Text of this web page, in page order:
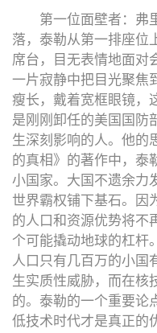
第一位面壁者：弗
落，泰勒从第一排座位
席台，目无表情地面对
一片寂静中把目光聚焦
瘦长，戴着宽框眼镜，
是刚刚卸任的美国国防
生深刻影响的人。他的
的真相》的著作中，泰
小国家。大国不遗余力
世界霸权铺下基石。因
的人口和资源优势将不
个可能撬动地球的杠杆
人口只有几百万的小国
生实质性威胁，而在核
的。泰勒的一个重要论
低技术时代才是真正的